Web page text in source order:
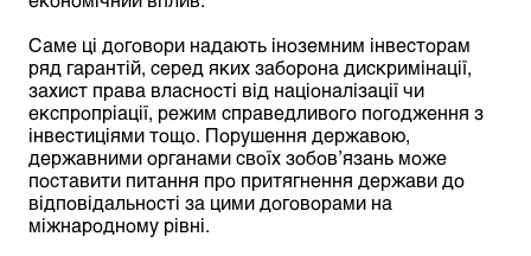
Саме ці договори надають іноземним інвесторам
ряд гарантій, серед яких заборона дискримінації,
захист права власності від націоналізації чи
експропріації, режим справедливого погодження з
інвестиціями тощо. Порушення державою,
державними органами своїх зобов’язань може
поставити питання про притягнення держави до
відповідальності за цими договорами на
міжнародному рівні.